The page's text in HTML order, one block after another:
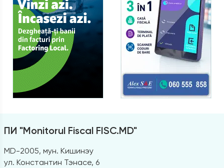
ПИ "Monitorul Fiscal FISC.MD"
MD-2005, мун. Кишинэу
ул. Константин Тэнасе, 6